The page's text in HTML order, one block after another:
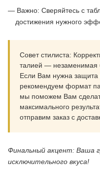
— Важно: Сверяйтесь с
достижения нужного
Совет стилиста:
талией — незаменимая
Если Вам нужна защита
рекомендуем формат
мы поможем Вам
максимального
отправим заказ с
Финальный акцент: Ваша
исключительного вкуса!